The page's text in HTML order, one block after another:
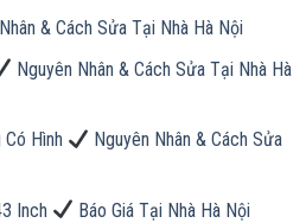
& Cách Sửa Tại Nhà Hà Nội
Nguyên Nhân & Cách Sửa Tại Nhà Hà
Hình
Nguyên Nhân & Cách Sửa
Inch
Báo Giá Tại Nhà Hà Nội